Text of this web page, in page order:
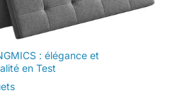
: élégance et
en Test